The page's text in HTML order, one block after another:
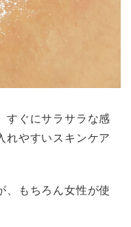
すぐにサラサラな感
れやすいスキンケア
、もちろん女性が使